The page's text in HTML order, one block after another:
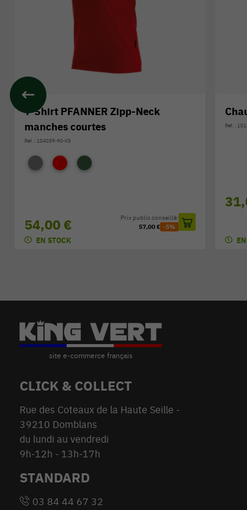
T-Shirt PFANNER Zipp-Neck
manches courtes
Réf. : 104059-90-XS
54,00 €
Prix public conseillé:
57,00 € -5%
EN STOCK
Réf. :
CLICK & COLLECT
Rue des Coteaux de la Haute Seille -
39210 Domblans
du lundi au vendredi
9h-12h - 13h-17h
STANDARD
03 84 44 67 32